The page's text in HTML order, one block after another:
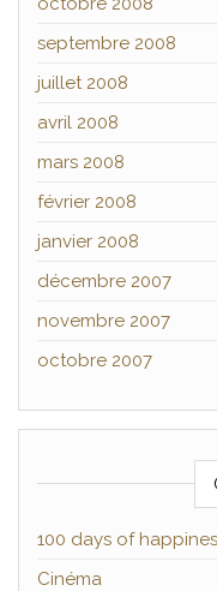
septembre 2008
juillet 2008
avril 2008
mars 2008
février 2008
janvier 2008
décembre 2007
novembre 2007
octobre 2007
100 days of
Cinéma